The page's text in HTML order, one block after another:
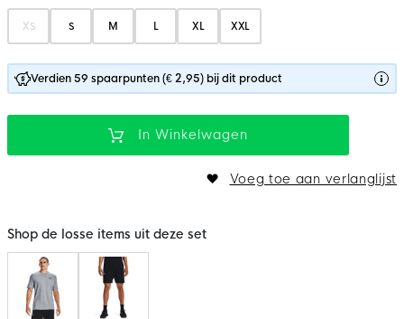
XS S M L XL XXL
Verdien 59 spaarpunten (€ 2,95) bij dit product
In Winkelwagen
Voeg toe aan verlanglijst
Shop de losse items uit deze set